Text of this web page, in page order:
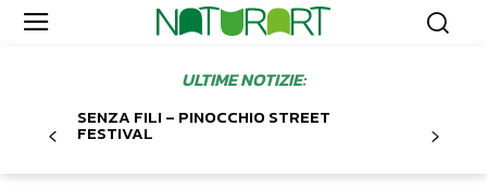
ULTIME NOTIZIE:
SENZA FILI – PINOCCHIO STREET
FESTIVAL